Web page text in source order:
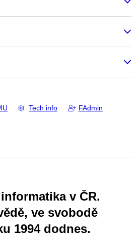
Tech info FAdmin
v ČR.
ve svobodě
1994 dodnes.